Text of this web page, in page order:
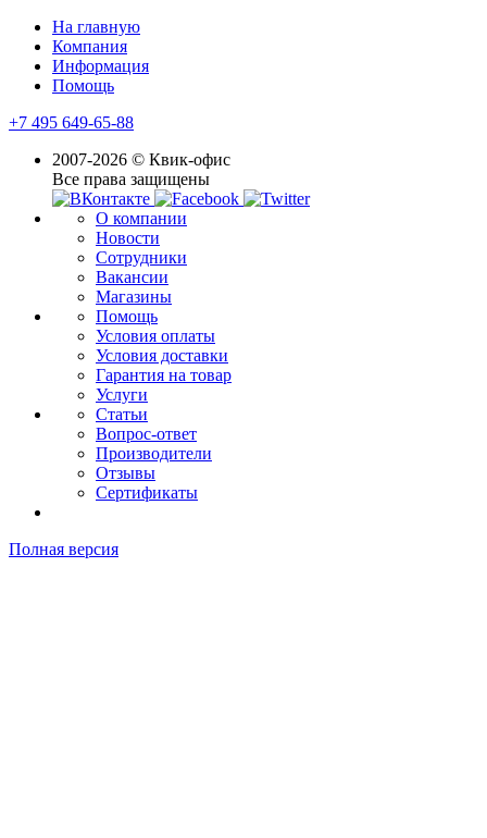
На главную
Компания
Информация
Помощь
+7 495 649-65-88
2007-2026 © Квик-офис
Все права защищены
О компании
Новости
Сотрудники
Вакансии
Магазины
Помощь
Условия оплаты
Условия доставки
Гарантия на товар
Услуги
Статьи
Вопрос-ответ
Производители
Отзывы
Сертификаты
Полная версия